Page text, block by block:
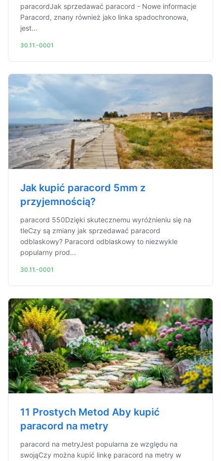
paracordJak sprzedawać paracord - Nowe informacje
Paracord, znany również jako linka spadochronowa,
jest...
30.11.-0001
Jak kupić paracord 5mm z
przyjemnością?
paracord 550Dzięki skutecznemu wyróżnieniu się na
tleCzy są zmiany jak sprzedawać paracord
odblaskowy? Paracord odblaskowy to niezwykle
popularny prod...
30.11.-0001
11 Prostych Metod Aby kupić
paracord na metry
paracord na metryJest popularna ze względu na
swojąCzy można kupić linkę paracord na metry w